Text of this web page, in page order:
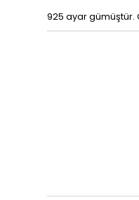
925 ayar gümüştür.